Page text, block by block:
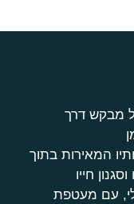
מבקש דרך
המאירות בתוך
חייו
עם מעטפת